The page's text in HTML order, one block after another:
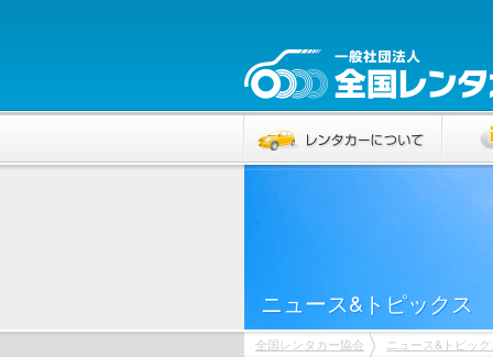
ニュース&トピックス
全国レンタカー協会 ニュース&トピッ